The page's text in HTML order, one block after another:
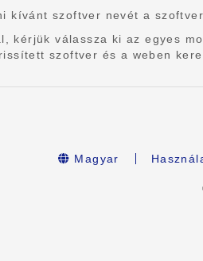
kívánt szoftver nevét a
kérjük válassza ki az egyes
szoftver és a weben
Magyar